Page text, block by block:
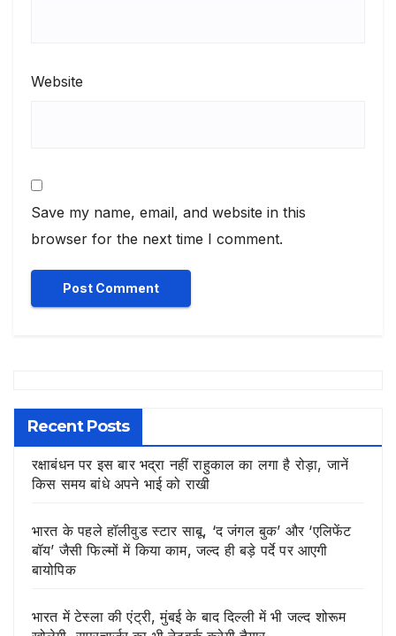
Website
Save my name, email, and website in this
browser for the next time I comment.
Recent Posts
रक्षाबंधन पर इस बार भद्रा नहीं राहुकाल का लगा है रोड़ा, जानें
किस समय बांधे अपने भाई को राखी
भारत के पहले हॉलीवुड स्टार साबू, ‘द जंगल बुक’ और ‘एलिफेंट
बॉय’ जैसी फिल्मों में किया काम, जल्द ही बड़े पर्दे पर आएगी
बायोपिक
भारत में टेस्ला की एंट्री, मुंबई के बाद दिल्ली में भी जल्द शोरूम